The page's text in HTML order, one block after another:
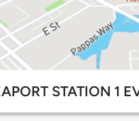
STATION 1